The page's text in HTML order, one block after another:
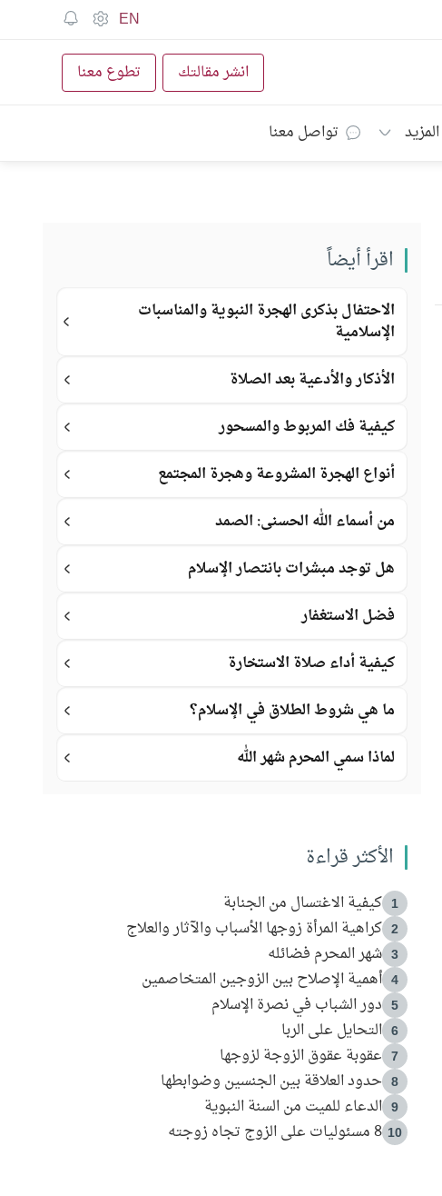
EN
انشر مقالتك تطوع معنا
المزيد تواصل معنا
اقرأ أيضاً
الاحتفال بذكرى الهجرة النبوية والمناسبات
الإسلامية
الأذكار والأدعية بعد الصلاة
كيفية فك المربوط والمسحور
أنواع الهجرة المشروعة وهجرة المجتمع
من أسماء الله الحسنى: الصمد
هل توجد مبشرات بانتصار الإسلام
فضل الاستغفار
كيفية أداء صلاة الاستخارة
ما هي شروط الطلاق في الإسلام؟
لماذا سمي المحرم شهر الله
الأكثر قراءة
1 كيفية الاغتسال من الجنابة
2 كراهية المرأة زوجها الأسباب والآثار والعلاج
3 شهر المحرم فضائله
4 أهمية الإصلاح بين الزوجين المتخاصمين
5 دور الشباب في نصرة الإسلام
6 التحايل على الربا
7 عقوبة عقوق الزوجة لزوجها
8 حدود العلاقة بين الجنسين وضوابطها
9 الدعاء للميت من السنة النبوية
10 8 مسئوليات على الزوج تجاه زوجته